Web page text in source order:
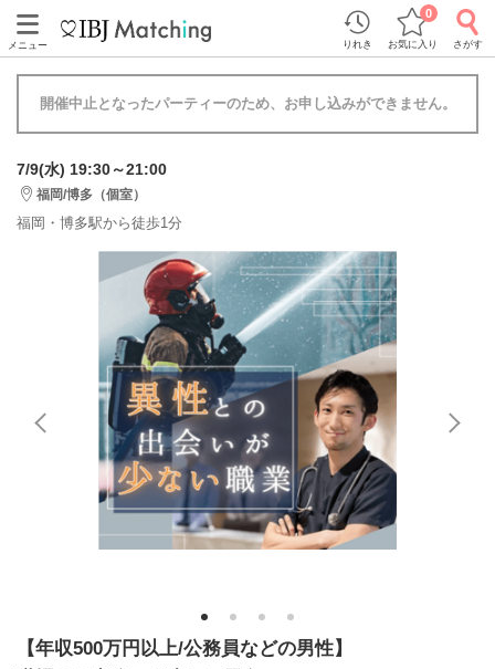
メニュー りれき お気に入り
0
さがす
開催中止となったパーティーのため、お申し込みができません。
7/9(水) 19:30～21:00
福岡/博多（個室）
福岡・博多駅から徒歩1分
1 2 3 4
【年収500万円以上/公務員などの男性】